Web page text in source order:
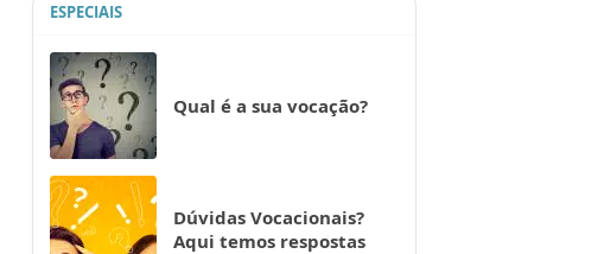
ESPECIAIS
Qual é a sua vocação?
Dúvidas Vocacionais?
Aqui temos respostas